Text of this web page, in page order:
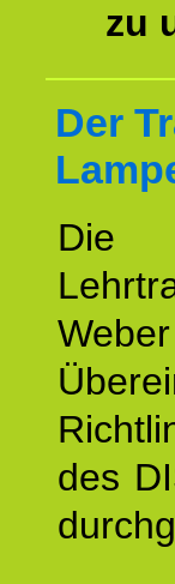
zu
Der
Die
des